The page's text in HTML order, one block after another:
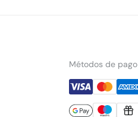
Métodos de pago